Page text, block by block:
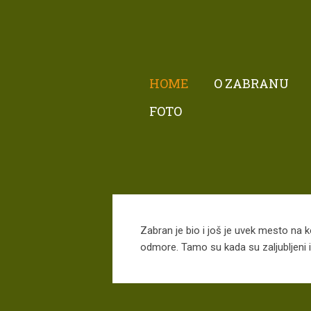
HOME
O ZABRANU
FOTO
Zabran je bio i još je uvek mesto na
odmore. Tamo su kada su zaljubljeni